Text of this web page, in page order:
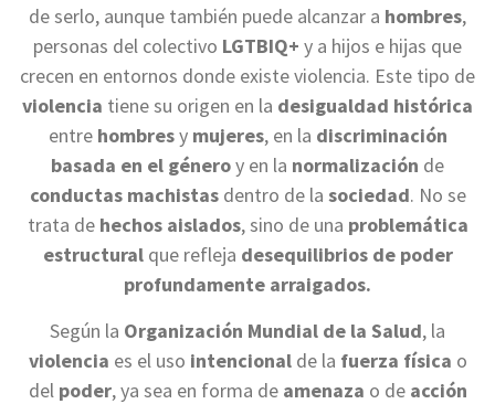
de serlo, aunque también puede alcanzar a hombres,
personas del colectivo LGTBIQ+ y a hijos e hijas que
crecen en entornos donde existe violencia. Este tipo de
violencia tiene su origen en la desigualdad histórica
entre hombresy mujeres, en la discriminación
basada en el géneroy en la normalización de
conductas machistasdentro de la sociedad. No se
trata de hechos aislados, sino de una problemática
estructural que refleja desequilibrios de poder
profundamente arraigados.
Según la Organización Mundial de la Salud, la
violencia es el uso intencionalde la fuerza física o
del poder, ya sea en forma de amenaza o de acción